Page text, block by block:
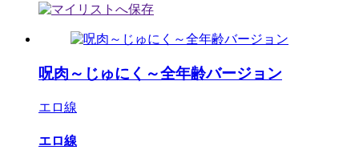
呪肉～じゅにく～全年齢バージョン
エロ線
エロ線